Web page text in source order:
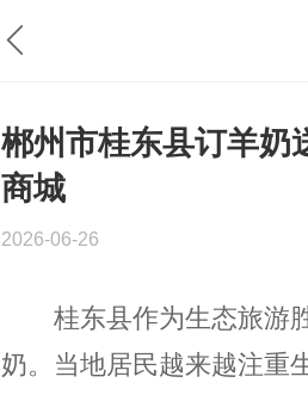
郴州市桂东县订羊奶
商城
2026-06-26
桂东县作为生态旅游
奶。当地居民越来越注重